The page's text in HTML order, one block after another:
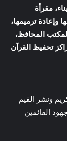
مقرأة
لمكتب المحافظ،
تحفيظ القرآن
ونشر القيم
القائمين